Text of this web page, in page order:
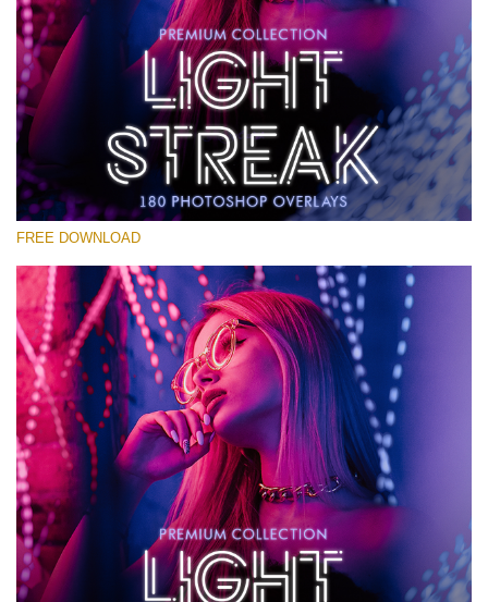
選んでください
Free Photoshop Overlay #23
Small 800*533px
Light Streak
(180 Overlays)
Sunlight Collection
(290 Overlays)
Large 6000*4000px
Entire Collection
(1783 Overlays)
Large 6000*4000px
無料ダウンロード
FREE DOWNLOAD